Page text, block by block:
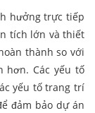
hưởng trực tiếp
tích lớn và thiết
thành so với
hơn. Các yếu tố
yếu tố trang trí
đảm bảo dự án